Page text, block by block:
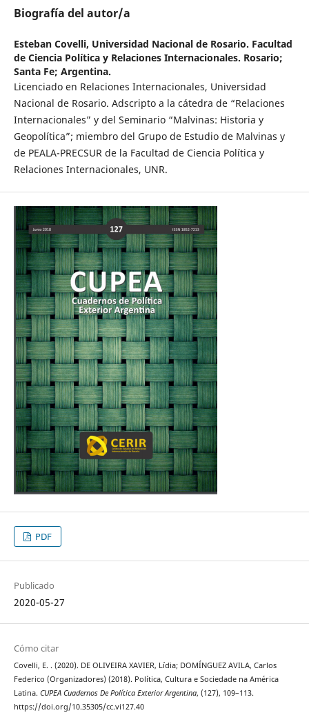
Biografía del autor/a
Esteban Covelli, Universidad Nacional de Rosario. Facultad
de Ciencia Política y Relaciones Internacionales. Rosario;
Santa Fe; Argentina.
Licenciado en Relaciones Internacionales, Universidad
Nacional de Rosario. Adscripto a la cátedra de “Relaciones
Internacionales” y del Seminario “Malvinas: Historia y
Geopolítica”; miembro del Grupo de Estudio de Malvinas y
de PEALA-PRECSUR de la Facultad de Ciencia Política y
Relaciones Internacionales, UNR.
PDF
Publicado
2020-05-27
Cómo citar
Covelli, E. . (2020). DE OLIVEIRA XAVIER, Lídia; DOMÍNGUEZ AVILA, Carlos
Federico (Organizadores) (2018). Política, Cultura e Sociedade na América
Latina. CUPEA Cuadernos De Política Exterior Argentina, (127), 109–113.
https://doi.org/10.35305/cc.vi127.40